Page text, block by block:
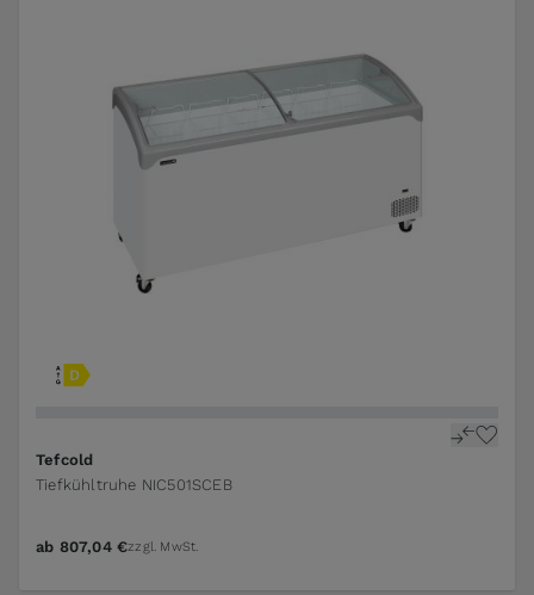
Tefcold
Tiefkühltruhe NIC501SCEB
ab 807,04 €zzgl. MwSt.